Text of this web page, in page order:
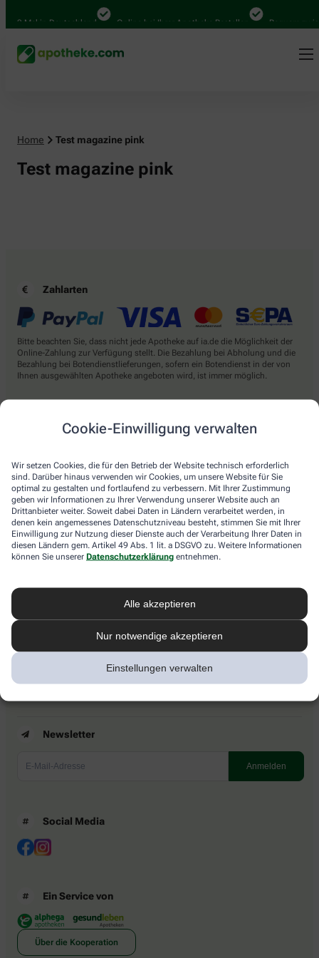
Cookie-Einwilligung verwalten
Wir setzen Cookies, die für den Betrieb der Website technisch erforderlich
sind. Darüber hinaus verwenden wir Cookies, um unsere Website für Sie
optimal zu gestalten und fortlaufend zu verbessern. Mit Ihrer Zustimmung
geben wir Informationen zu Ihrer Verwendung unserer Website auch an
Drittanbieter weiter. Soweit dabei Daten in Ländern verarbeitet werden, in
denen kein angemessenes Datenschutzniveau besteht, stimmen Sie mit Ihrer
Einwilligung zur Nutzung dieser Dienste auch der Verarbeitung Ihrer Daten in
diesen Ländern gem. Artikel 49 Abs. 1 lit. a DSGVO zu. Weitere Informationen
können Sie unserer Datenschutzerklärung entnehmen.
Alle akzeptieren
Nur notwendige akzeptieren
Einstellungen verwalten
Mal in Deutschland Online bei Ihrer Apotheke Bestellen Bequem
Home Test magazine pink
Pill text
Test magazine pink
Zahlarten
Bitte beachten Sie, dass nicht jede Apotheke auf ia.de die Möglichkeit der
Online-Zahlung zur Verfügung stellt. Die Bezahlung bei Abholung und die
Bezahlung bei Botendienstlieferungen, sofern ein Botendienst in der von
Ihnen ausgewählten Apotheke angeboten wird, ist immer möglich.
Lieferarten
Abholung in der Apotheke
Botendienst
Nach Verfügbarkeit. Bitte beachten Sie, dass nicht alle Apotheken diesen
Service anbieten.
Apotheke.com Informationen
Datenschutzbestimmungen
Impressum
Newsletter
Social Media
Ein Service von
Über die Kooperation